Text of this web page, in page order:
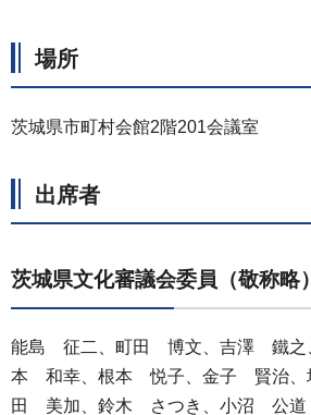
場所
茨城県市町村会館2階201会議室
出席者
茨城県文化審議会委員（敬称略）
能島 征二、町田 博文、吉澤 鐵之
本 和幸、根本 悦子、金子 賢治、
田 美加、鈴木 さつき、小沼 公道